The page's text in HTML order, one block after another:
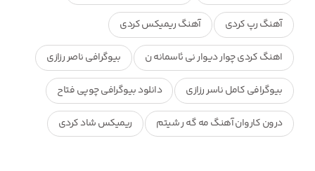
آهنگ رپ کردی آهنگ ریمیکس کردی
اهنگ کردی چوار دیوار نی ئاسمانه ن بیوگرافی ناصر رزازی
بیوگرافی کامل ناسر رزازی دانلود بیوگرافی چوپی فتاح
درون کاروان آهنگ مه گه ر شیتم ریمیکس شاد کردی